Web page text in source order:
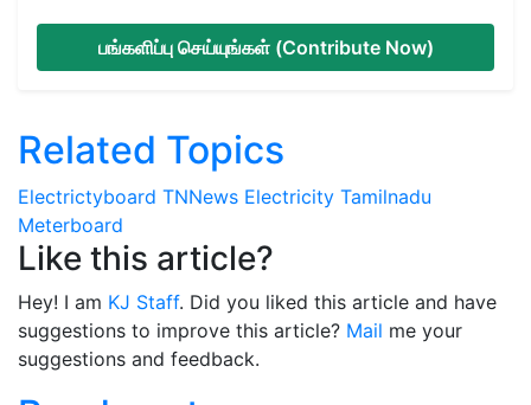
பங்களிப்பு செய்யுங்கள் (Contribute Now)
Related Topics
Electrictyboard TNNews Electricity Tamilnadu
Meterboard
Like this article?
Hey! I am KJ Staff. Did you liked this article and have
suggestions to improve this article? Mail me your
suggestions and feedback.